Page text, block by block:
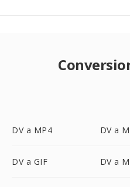
DV a MP4 DV a
DV a GIF DV a